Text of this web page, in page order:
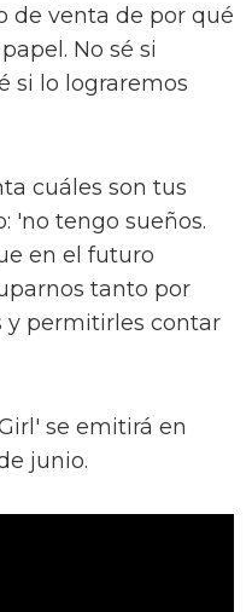
de venta de por qué
No sé si
si lo lograremos
cuáles son tus
'no tengo sueños.
en el futuro
tanto por
y permitirles contar
se emitirá en
junio.